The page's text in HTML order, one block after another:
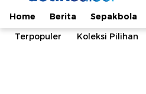
Home Berita Sepakbola
Terpopuler
Koleksi Pilihan